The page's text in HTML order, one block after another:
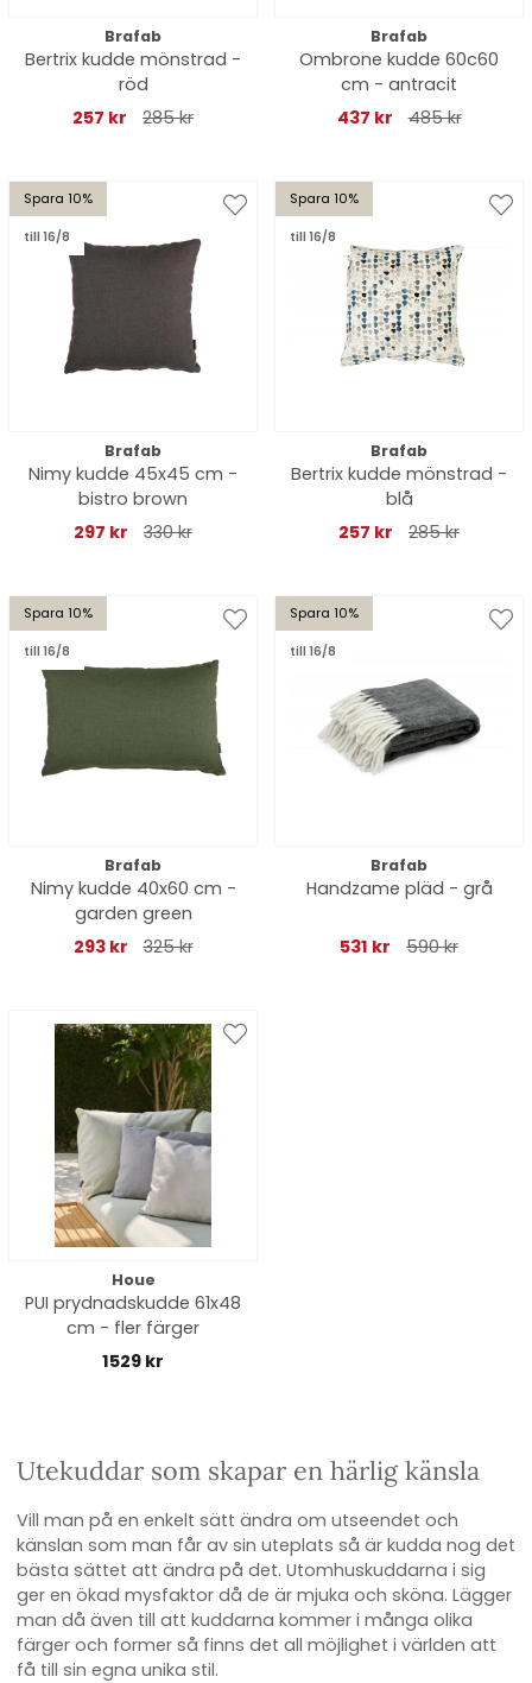
Brafab
Bertrix kudde mönstrad -
röd
257 kr
285 kr
Brafab
Ombrone kudde 60c60
cm - antracit
437 kr
485 kr
Spara 10%
till 16/8
Brafab
Nimy kudde 45x45 cm -
bistro brown
297 kr
330 kr
Spara 10%
till 16/8
Brafab
Bertrix kudde mönstrad -
blå
257 kr
285 kr
Spara 10%
till 16/8
Brafab
Nimy kudde 40x60 cm -
garden green
293 kr
325 kr
Spara 10%
till 16/8
Brafab
Handzame pläd - grå
531 kr 590 kr
Houe
PUI prydnadskudde 61x48
cm - fler färger
1529 kr
Utekuddar som skapar en härlig känsla
Vill man på en enkelt sätt ändra om utseendet och
känslan som man får av sin uteplats så är kudda nog det
bästa sättet att ändra på det. Utomhuskuddarna i sig
ger en ökad mysfaktor då de är mjuka och sköna. Lägger
man då även till att kuddarna kommer i många olika
färger och former så finns det all möjlighet i världen att
få till sin egna unika stil.